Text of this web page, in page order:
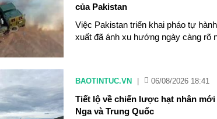
của Pakistan
Việc Pakistan triển khai pháo tự
xuất đã ánh xu hướng ngày càng rõ
BAOTINTUC.VN 06/08/2026 18:41
Tiết lộ về chiến lược hạt nhân
Nga và Trung Quốc